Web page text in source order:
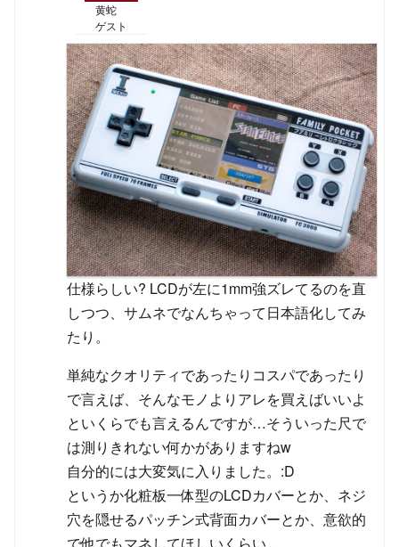
黄蛇
ゲスト
仕様らしい? LCDが左に1mm強ズレてるのを直
しつつ、サムネでなんちゃって日本語化してみ
たり。
単純なクオリティであったりコスパであったり
で言えば、そんなモノよりアレを買えばいいよ
といくらでも言えるんですが…そういった尺で
は測りきれない何かがありますねw
自分的には大変気に入りました。:D
というか化粧板一体型のLCDカバーとか、ネジ
穴を隠せるパッチン式背面カバーとか、意欲的